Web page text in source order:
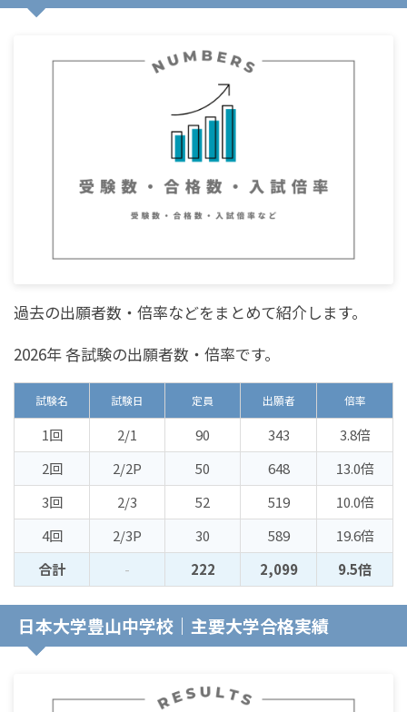
過去の出願者数・倍率などをまとめて紹介します。
2026年 各試験の出願者数・倍率です。
試験名 試験日 定員 出願者 倍率
1回 2/1 90 343
3.8倍
2回
2/2P 50 648
13.0倍
3回
2/3 52 519
10.0倍
4回
2/3P 30 589
19.6倍
合計
- 222 2,099 9.5倍
日本大学豊山中学校｜主要大学合格実績